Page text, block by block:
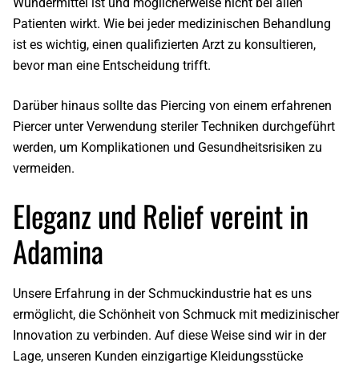
Patienten wirkt. Wie bei jeder medizinischen Behandlung
ist es wichtig, einen qualifizierten Arzt zu konsultieren,
bevor man eine Entscheidung trifft.
Darüber hinaus sollte das Piercing von einem erfahrenen
Piercerunter Verwendung steriler Techniken durchgeführt
werden, um Komplikationen und Gesundheitsrisiken zu
vermeiden.
Eleganz und Relief vereint in
Adamina
Unsere Erfahrung in der Schmuckindustrie hat es uns
ermöglicht, die Schönheit von Schmuck mit medizinischer
Innovation zu verbinden. Auf diese Weise sind wir in der
Lage, unseren Kunden einzigartige Kleidungsstücke